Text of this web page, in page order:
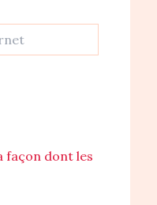
façon dont les